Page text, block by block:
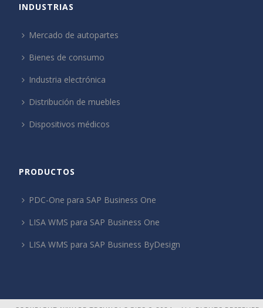
INDUSTRIAS
Mercado de autopartes
Bienes de consumo
Industria electrónica
Distribución de muebles
Dispositivos médicos
PRODUCTOS
PDC-One para SAP Business One
LISA WMS para SAP Business One
LISA WMS para SAP Business ByDesign